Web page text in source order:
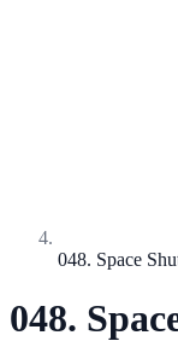
048. Space
048.